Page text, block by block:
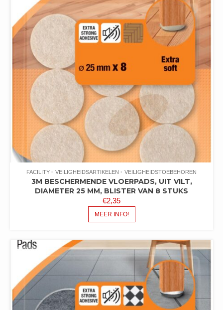
FACILITY VEILIGHEIDSARTIKELEN VEILIGHEIDSTOEBEHOREN
3M BESCHERMENDE VLOERPADS, UIT VILT,
DIAMETER 25 MM, BLISTER VAN 8 STUKS
€2,35
MEER INFO!